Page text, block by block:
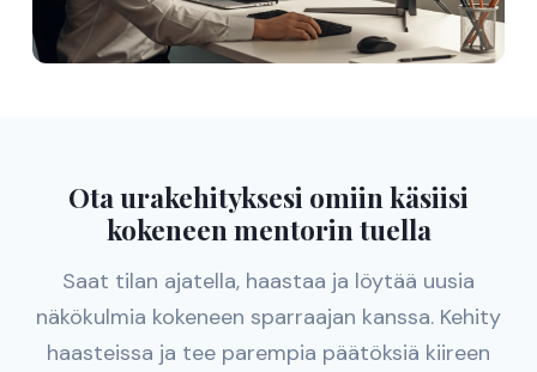
Ota urakehityksesi omiin käsiisi
kokeneen mentorin tuella
Saat tilan ajatella, haastaa ja löytää uusia
näkökulmia kokeneen sparraajan kanssa. Kehity
haasteissa ja tee parempia päätöksiä kiireen